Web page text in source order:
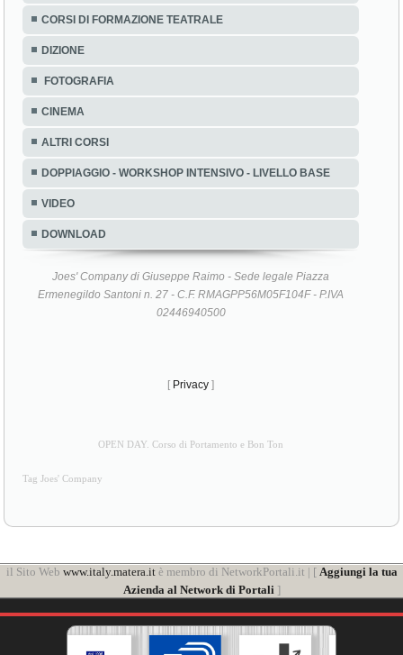
CORSI DI FORMAZIONE TEATRALE
DIZIONE
FOTOGRAFIA
CINEMA
ALTRI CORSI
DOPPIAGGIO - WORKSHOP INTENSIVO - LIVELLO BASE
VIDEO
DOWNLOAD
Joes' Company di Giuseppe Raimo - Sede legale Piazza
Ermenegildo Santoni n. 27 - C.F. RMAGPP56M05F104F - P.IVA
02446940500
[ Privacy ]
OPEN DAY. Corso di Portamento e Bon Ton
Tag Joes' Company
il Sito Web www.italy.matera.itè membro di NetworkPortali.it | [ Aggiungi la tua
Azienda al Network di Portali]